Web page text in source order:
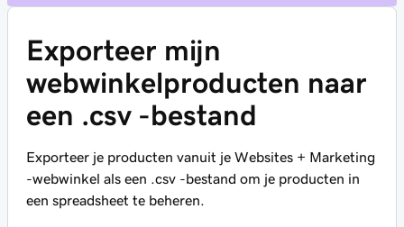
Exporteer mijn
webwinkelproducten naar
een .csv -bestand
Exporteer je producten vanuit je Websites + Marketing
-webwinkel als een .csv -bestand om je producten in
een spreadsheet te beheren.